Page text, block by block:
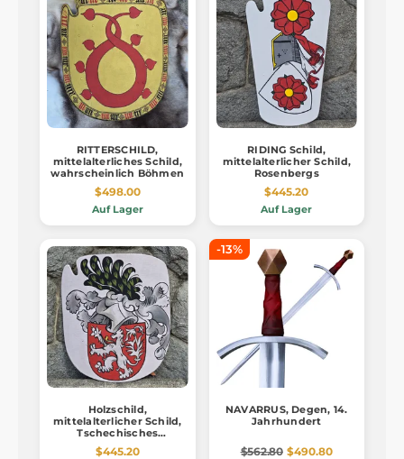
RITTERSCHILD,
mittelalterliches Schild,
wahrscheinlich Böhmen
$498.00
Auf Lager
RIDING Schild,
mittelalterlicher Schild,
Rosenbergs
$445.20
Auf Lager
Holzschild,
mittelalterlicher Schild,
Tschechisches
Königreich
$445.20
-13%
NAVARRUS, Degen, 14.
Jahrhundert
$562.80 $490.80